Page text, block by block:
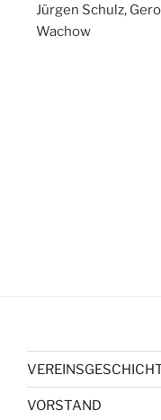
Jürgen Schulz,
Wachow
VORSTAND